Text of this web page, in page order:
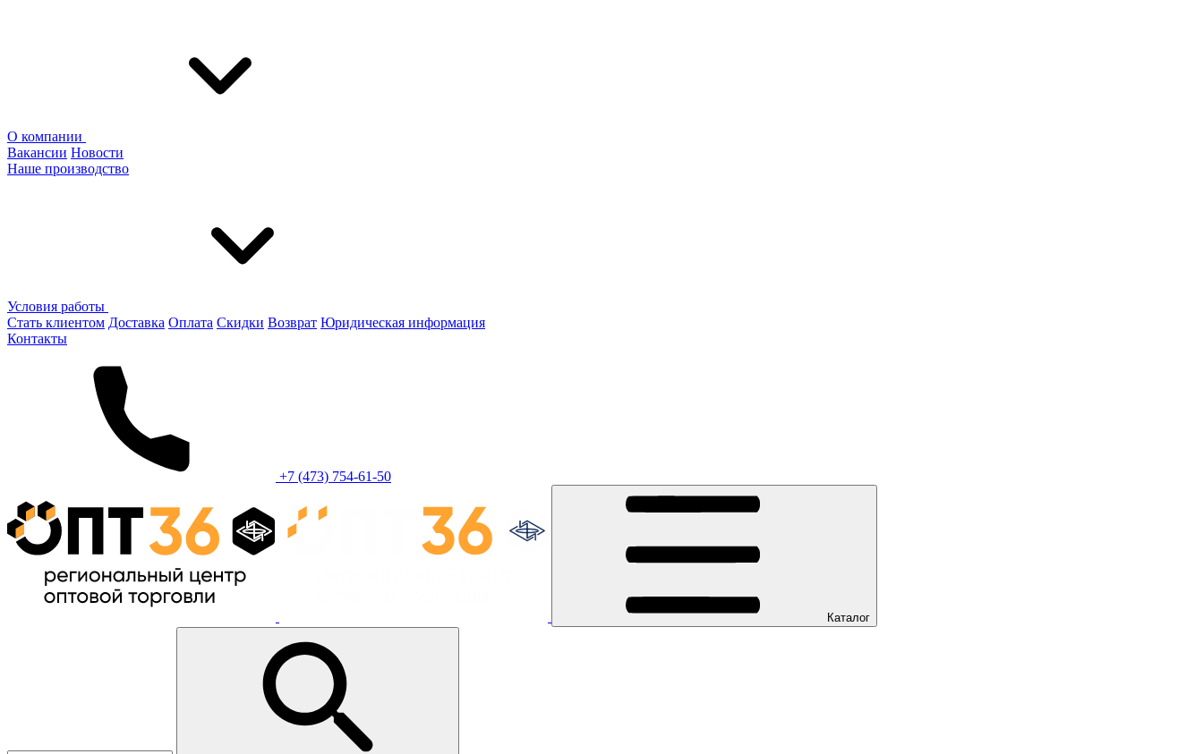
О компании
Вакансии Новости
Наше производство
Условия работы
Стать клиентом Доставка Оплата Скидки Возврат Юридическая информация
Контакты
+7 (473) 754-61-50
Каталог